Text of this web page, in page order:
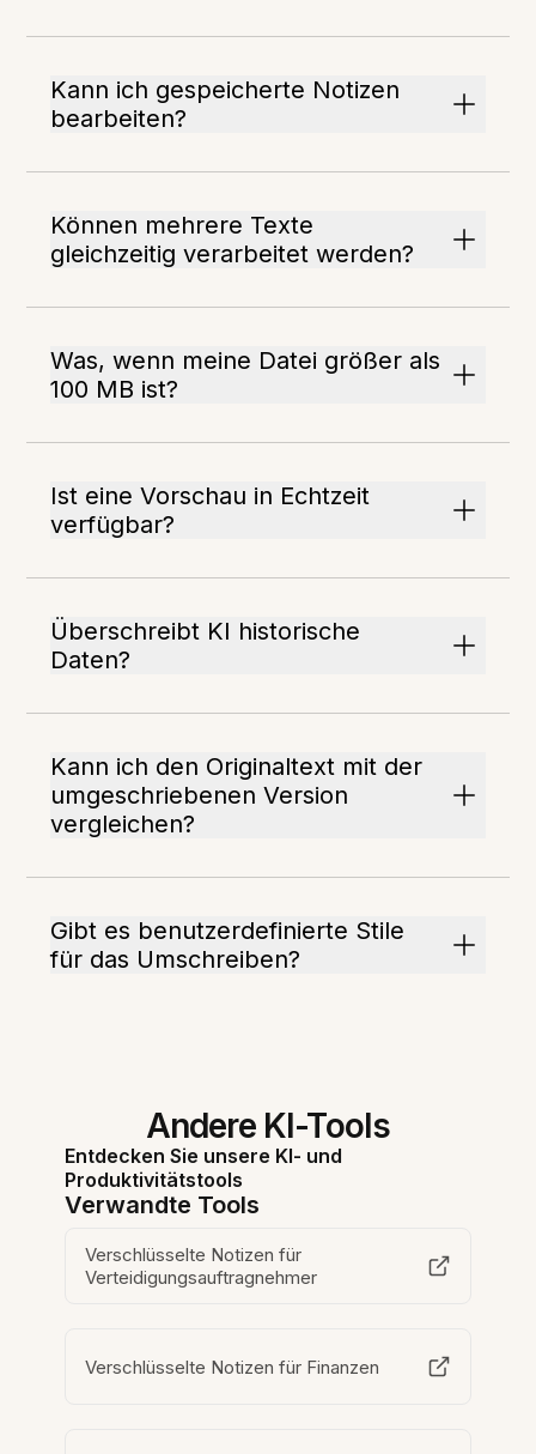
Kann ich gespeicherte Notizen
bearbeiten?
Können mehrere Texte
gleichzeitig verarbeitet werden?
Was, wenn meine Datei größer als
100 MB ist?
Ist eine Vorschau in Echtzeit
verfügbar?
Überschreibt KI historische
Daten?
Kann ich den Originaltext mit der
umgeschriebenen Version
vergleichen?
Gibt es benutzerdefinierte Stile
für das Umschreiben?
Andere KI-Tools
Entdecken Sie unsere KI- und
Produktivitätstools
Verwandte Tools
Verschlüsselte Notizen für
Verteidigungsauftragnehmer
Verschlüsselte Notizen für Finanzen